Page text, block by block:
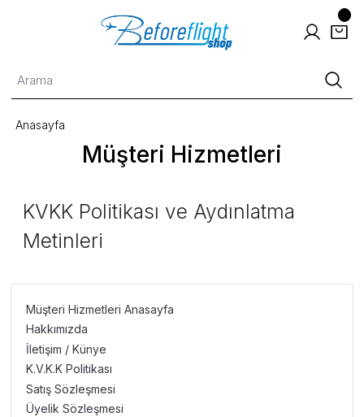
Müşteri Hizmetleri
Anasayfa
Müşteri Hizmetleri Anasayfa
Hakkımızda
İletişim / Künye
K.V.K.K Politikası
Satış Sözleşmesi
Üyelik Sözleşmesi
KVKK Politikası ve Aydınlatma
Metinleri